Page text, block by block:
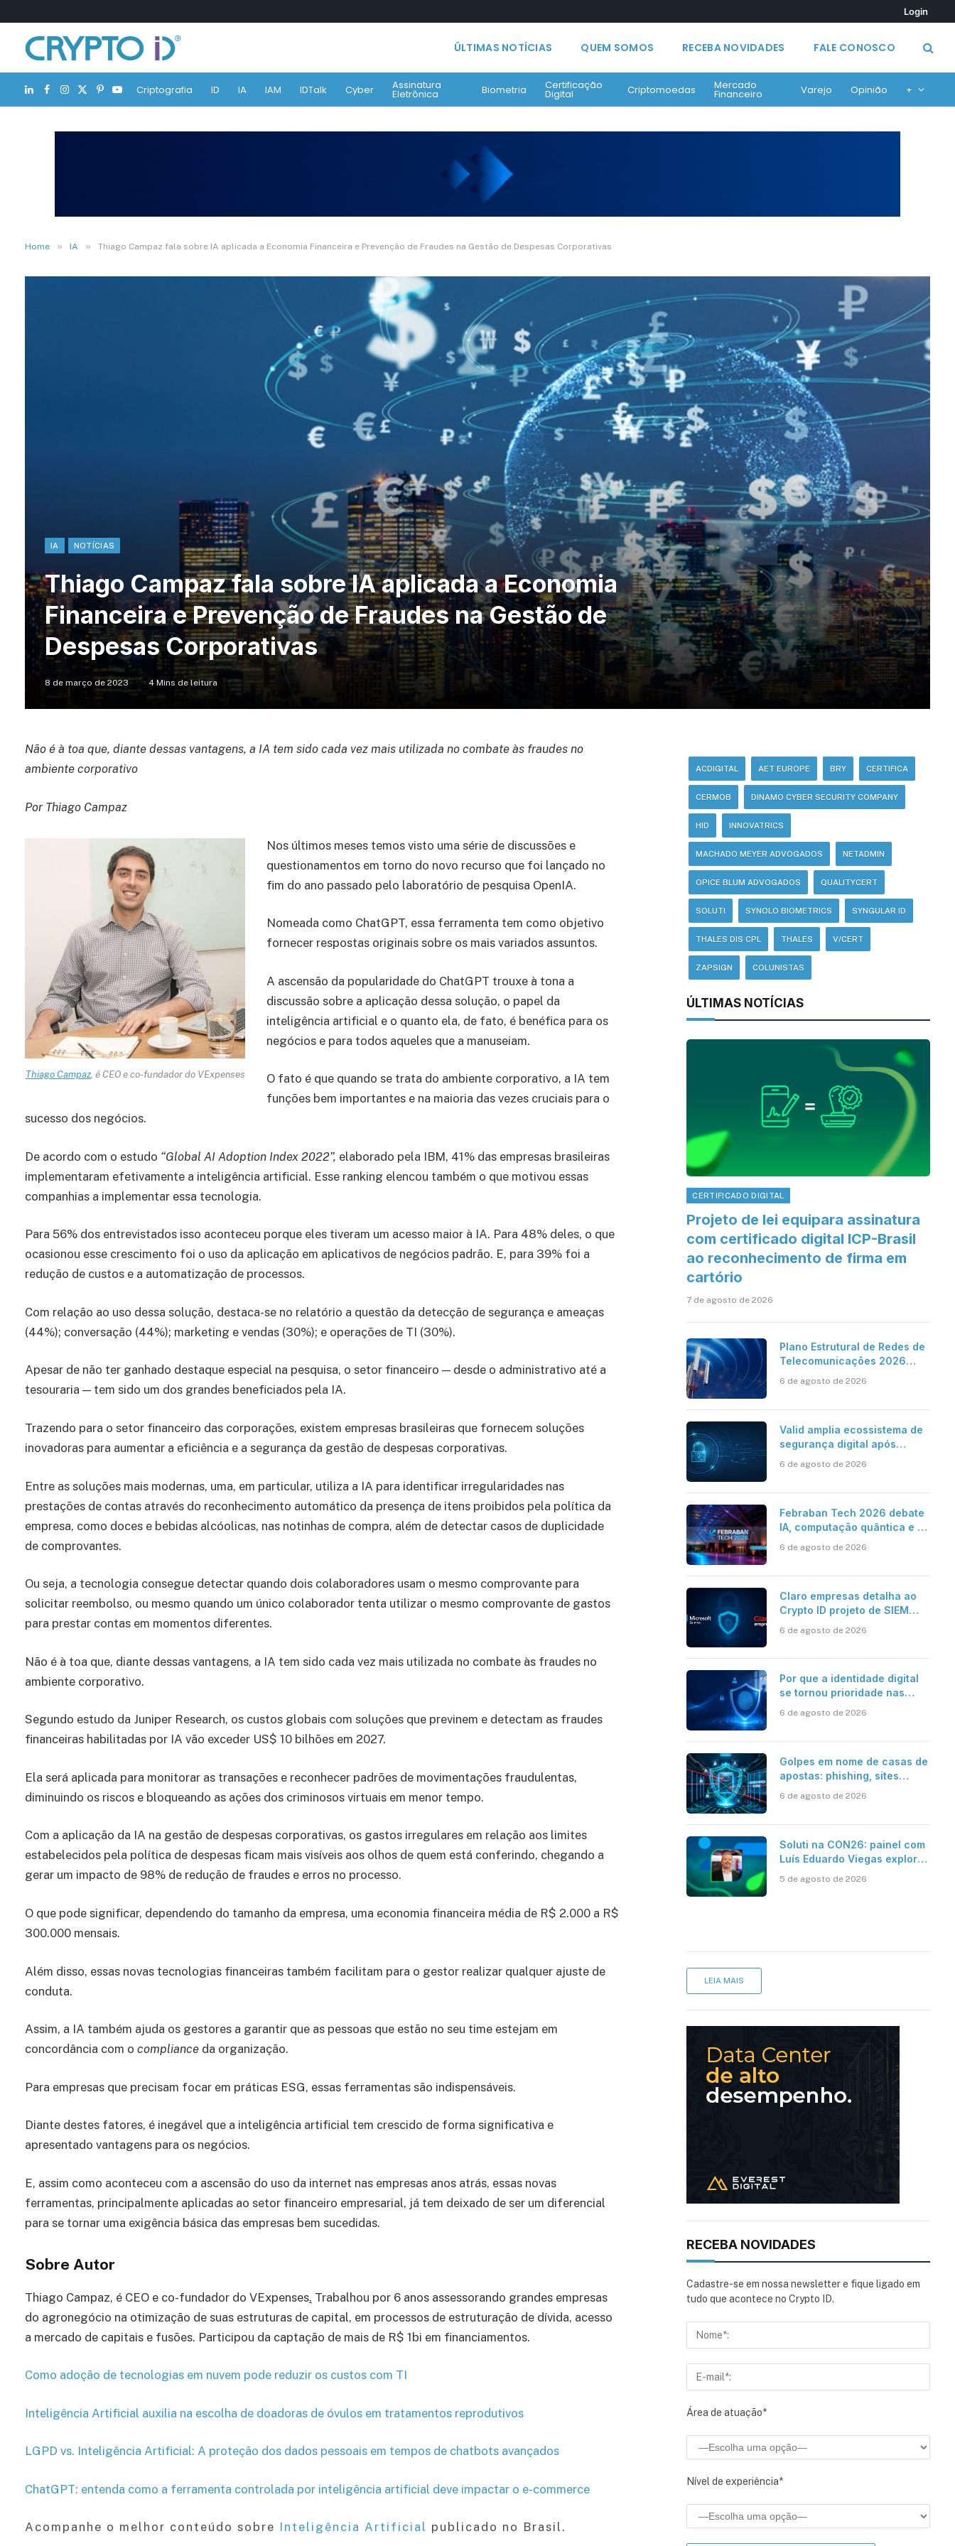
Login
ÚLTIMAS NOTÍCIAS QUEM SOMOS RECEBA NOVIDADES FALE CONOSCO
LinkedIn
Facebook
Instagram
X
(Twitter)
Pinterest
YouTubeCriptografia ID IA IAM IDTalk Cyber Assinatura
Eletrônica Biometria Certificação
Digital Criptomoedas Mercado
Financeiro Varejo Opinião +
Home » IA » Thiago Campaz fala sobre IA aplicada a Economia Financeira e Prevenção de Fraudes na Gestão de Despesas Corporativas
IA NOTÍCIAS
Thiago Campaz fala sobre IA aplicada a Economia
Financeira e Prevenção de Fraudes na Gestão de
Despesas Corporativas
8 de março de 2023 4 Mins de leitura
Não é à toa que, diante dessas vantagens, a IA tem sido cada vez mais utilizada no combate às fraudes no
ambiente corporativo
Por Thiago Campaz
Thiago Campaz, é CEO e co-fundador do VExpenses
Nos últimos meses temos visto uma série de discussões e
questionamentos em torno do novo recurso que foi lançado no
fim do ano passado pelo laboratório de pesquisa OpenIA.
Nomeada como ChatGPT, essa ferramenta tem como objetivo
fornecer respostas originais sobre os mais variados assuntos.
A ascensão da popularidade do ChatGPT trouxe à tona a
discussão sobre a aplicação dessa solução, o papel da
inteligência artificial e o quanto ela, de fato, é benéfica para os
negócios e para todos aqueles que a manuseiam.
O fato é que quando se trata do ambiente corporativo, a IA tem
funções bem importantes e na maioria das vezes cruciais para o
sucesso dos negócios.
De acordo com o estudo “Global AI Adoption Index 2022”, elaborado pela IBM, 41% das empresas brasileiras
implementaram efetivamente a inteligência artificial. Esse ranking elencou também o que motivou essas
companhias a implementar essa tecnologia.
Para 56% dos entrevistados isso aconteceu porque eles tiveram um acesso maior à IA. Para 48% deles, o que
ocasionou esse crescimento foi o uso da aplicação em aplicativos de negócios padrão. E, para 39% foi a
redução de custos e a automatização de processos.
Com relação ao uso dessa solução, destaca-se no relatório a questão da detecção de segurança e ameaças
(44%); conversação (44%); marketing e vendas (30%); e operações de TI (30%).
Apesar de não ter ganhado destaque especial na pesquisa, o setor financeiro — desde o administrativo até a
tesouraria — tem sido um dos grandes beneficiados pela IA.
Trazendo para o setor financeiro das corporações, existem empresas brasileiras que fornecem soluções
inovadoras para aumentar a eficiência e a segurança da gestão de despesas corporativas.
Entre as soluções mais modernas, uma, em particular, utiliza a IA para identificar irregularidades nas
prestações de contas através do reconhecimento automático da presença de itens proibidos pela política da
empresa, como doces e bebidas alcóolicas, nas notinhas de compra, além de detectar casos de duplicidade
de comprovantes.
Ou seja, a tecnologia consegue detectar quando dois colaboradores usam o mesmo comprovante para
solicitar reembolso, ou mesmo quando um único colaborador tenta utilizar o mesmo comprovante de gastos
para prestar contas em momentos diferentes.
Não é à toa que, diante dessas vantagens, a IA tem sido cada vez mais utilizada no combate às fraudes no
ambiente corporativo.
Segundo estudo da Juniper Research, os custos globais com soluções que previnem e detectam as fraudes
financeiras habilitadas por IA vão exceder US$ 10 bilhões em 2027.
Ela será aplicada para monitorar as transações e reconhecer padrões de movimentações fraudulentas,
diminuindo os riscos e bloqueando as ações dos criminosos virtuais em menor tempo.
Com a aplicação da IA na gestão de despesas corporativas, os gastos irregulares em relação aos limites
estabelecidos pela política de despesas ficam mais visíveis aos olhos de quem está conferindo, chegando a
gerar um impacto de 98% de redução de fraudes e erros no processo.
O que pode significar, dependendo do tamanho da empresa, uma economia financeira média de R$ 2.000 a R$
300.000 mensais.
Além disso, essas novas tecnologias financeiras também facilitam para o gestor realizar qualquer ajuste de
conduta.
Assim, a IA também ajuda os gestores a garantir que as pessoas que estão no seu time estejam em
concordância com o compliance da organização.
Para empresas que precisam focar em práticas ESG, essas ferramentas são indispensáveis.
Diante destes fatores, é inegável que a inteligência artificial tem crescido de forma significativa e
apresentado vantagens para os negócios.
E, assim como aconteceu com a ascensão do uso da internet nas empresas anos atrás, essas novas
ferramentas, principalmente aplicadas ao setor financeiro empresarial, já tem deixado de ser um diferencial
para se tornar uma exigência básica das empresas bem sucedidas.
Sobre Autor
Thiago Campaz, é CEO e co-fundador do VExpenses. Trabalhou por 6 anos assessorando grandes empresas
do agronegócio na otimização de suas estruturas de capital, em processos de estruturação de dívida, acesso
a mercado de capitais e fusões. Participou da captação de mais de R$ 1bi em financiamentos.
Como adoção de tecnologias em nuvem pode reduzir os custos com TI
Inteligência Artificial auxilia na escolha de doadoras de óvulos em tratamentos reprodutivos
LGPD vs. Inteligência Artificial: A proteção dos dados pessoais em tempos de chatbots avançados
ChatGPT: entenda como a ferramenta controlada por inteligência artificial deve impactar o e-commerce
Acompanhe o melhor conteúdo sobre Inteligência Artificial publicado no Brasil.
ACDIGITAL AET EUROPE BRY CERTIFICA
CERMOB DINAMO CYBER SECURITY COMPANY
HID INNOVATRICS
MACHADO MEYER ADVOGADOS NETADMIN
OPICE BLUM ADVOGADOS QUALITYCERT
SOLUTI SYNOLO BIOMETRICS SYNGULAR ID
THALES DIS CPL THALES V/CERT
ZAPSIGN COLUNISTAS
ÚLTIMAS NOTÍCIAS
CERTIFICADO DIGITAL
Projeto de lei equipara assinatura
com certificado digital ICP-Brasil
ao reconhecimento de firma em
cartório
7 de agosto de 2026
Plano Estrutural de Redes de
Telecomunicações 2026
móvel, mas mantém desafio
6 de agosto de 2026
Valid amplia ecossistema de
segurança digital após
6 de agosto de 2026
Febraban Tech 2026 debate
IA, computação quântica e os
bancária
6 de agosto de 2026
Claro empresas detalha ao
Crypto ID projeto de SIEM
resposta automatizada
6 de agosto de 2026
Por que a identidade digital
se tornou prioridade nas
6 de agosto de 2026
Golpes em nome de casas de
apostas: phishing, sites
6 de agosto de 2026
Soluti na CON26: painel com
Luís Eduardo Viegas explora
eficiência da Contabilidade
5 de agosto de 2026
LEIA MAIS
RECEBA NOVIDADES
Cadastre-se em nossa newsletter e fique ligado em
tudo que acontece no Crypto ID.
Área de atuação*
Nível de experiência*